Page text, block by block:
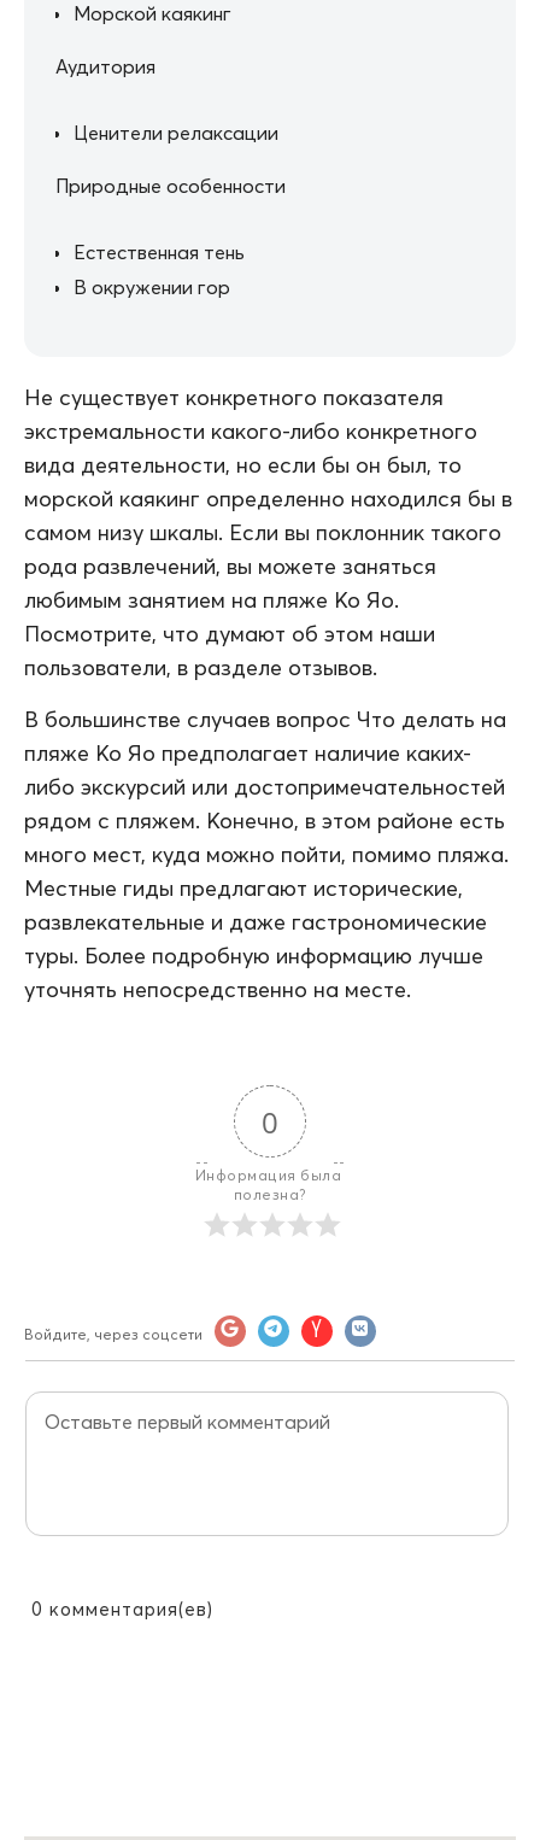
Морской каякинг
Аудитория
Ценители релаксации
Природные особенности
Естественная тень
В окружении гор
Не существует конкретного показателя
экстремальности какого-либо конкретного
вида деятельности, но если бы он был, то
морской каякинг определенно находился бы в
самом низу шкалы. Если вы поклонник такого
рода развлечений, вы можете заняться
любимым занятием на пляже Ко Яо.
Посмотрите, что думают об этом наши
пользователи, в разделе отзывов.
В большинстве случаев вопрос Что делать на
пляже Ко Яо предполагает наличие каких-
либо экскурсий или достопримечательностей
рядом с пляжем. Конечно, в этом районе есть
много мест, куда можно пойти, помимо пляжа.
Местные гиды предлагают исторические,
развлекательные и даже гастрономические
туры. Более подробную информацию лучше
уточнять непосредственно на месте.
0
Информация была
полезна?
Войдите, через соцсети
0 комментария(ев)